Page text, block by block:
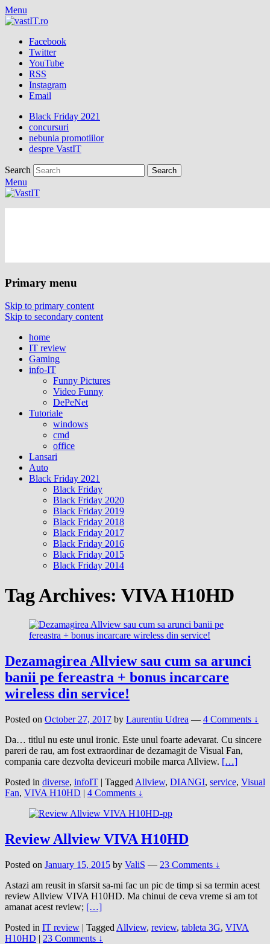
Menu
Facebook
Twitter
YouTube
RSS
Instagram
Email
Black Friday 2021
concursuri
nebunia promotiilor
despre VastIT
Search
Menu
Primary menu
Skip to primary content
Skip to secondary content
home
IT review
Gaming
info-IT
Funny Pictures
Video Funny
DePeNet
Tutoriale
windows
cmd
office
Lansari
Auto
Black Friday 2021
Black Friday
Black Friday 2020
Black Friday 2019
Black Friday 2018
Black Friday 2017
Black Friday 2016
Black Friday 2015
Black Friday 2014
Tag Archives: VIVA H10HD
Dezamagirea Allview sau cum sa arunci
banii pe fereastra + bonus incarcare
wireless din service!
Posted on October 27, 2017 by Laurentiu Udrea — 4 Comments ↓
Da… titlul nu este unul ironic. Este unul foarte adevarat. Cu sincere
pareri de rau, am fost extraordinar de dezamagit de Visual Fan,
compania care dezvolta deviceuri mobile marca Allview. […]
Posted in diverse, infoIT | Tagged Allview, DIANGI, service, Visual
Fan, VIVA H10HD | 4 Comments ↓
Review Allview VIVA H10HD
Posted on January 15, 2015 by ValiS — 23 Comments ↓
Astazi am reusit in sfarsit sa-mi fac un pic de timp si sa termin acest
review Allview VIVA H10HD. Ma chinui de ceva vreme si am tot
amanat acest review; […]
Posted in IT review | Tagged Allview, review, tableta 3G, VIVA
H10HD | 23 Comments ↓